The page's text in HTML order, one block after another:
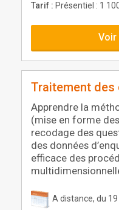
Tarif : Présentiel : 1
Voir
Traitement des
Apprendre la
(mise en forme
recodage des
des données
efficace des
A distance, du